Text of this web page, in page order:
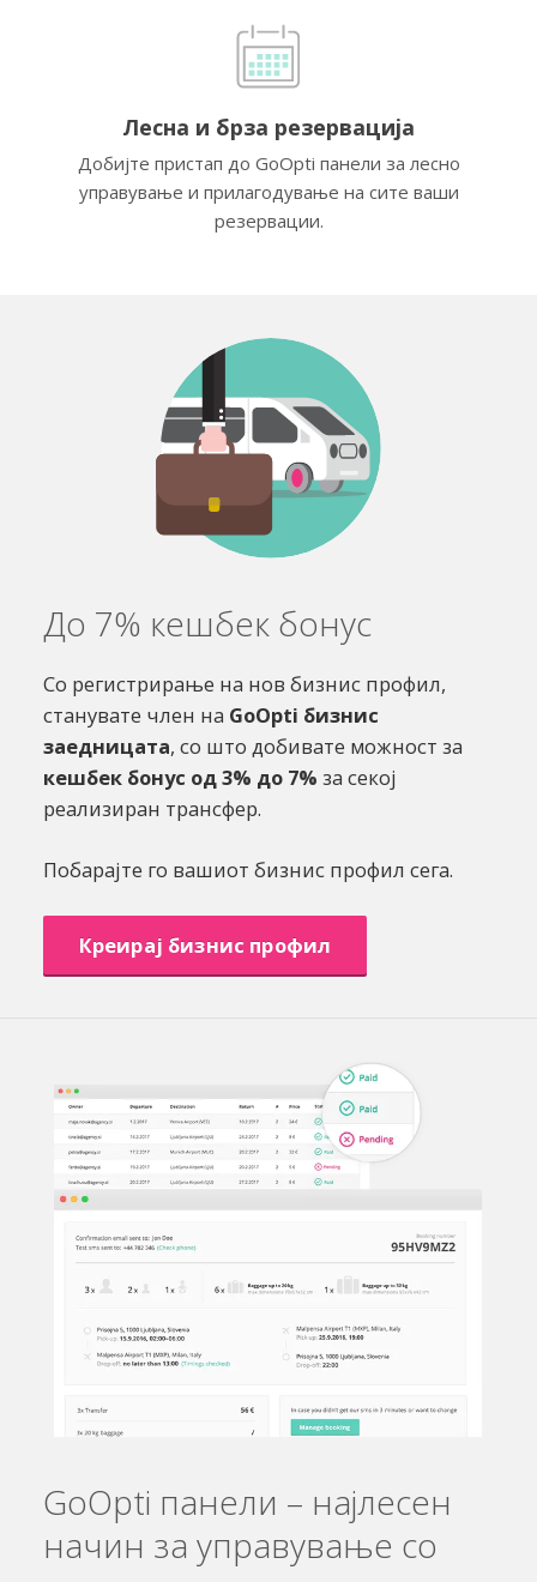
Лесна и брза резервација
Добијте пристап до GoOpti панели за лесно
управување и прилагодување на сите ваши
резервации.
До 7% кешбек бонус
Со регистрирање на нов бизнис профил,
станувате член на GoOpti бизнис
заедницата, со што добивате можност за
кешбек бонус од 3% до 7% за секој
реализиран трансфер.
Побарајте го вашиот бизнис профил сега.
Креирај бизнис профил
GoOpti панели – најлесен
начин за управување со